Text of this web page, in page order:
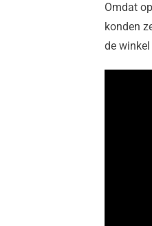
Omdat
konden
de